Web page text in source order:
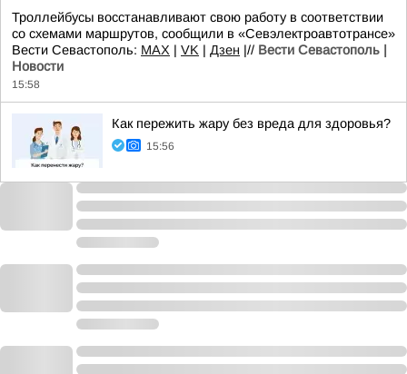
Троллейбусы восстанавливают свою работу в соответствии
со схемами маршрутов, сообщили в «Севэлектроавтотрансе»
Вести Севастополь: MAX | VK | Дзен |// Вести Севастополь |
Новости
15:58
Как пережить жару без вреда для здоровья?
15:56